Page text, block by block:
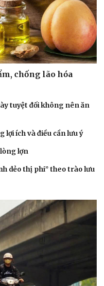
chống lão hóa
tuyệt đối không nên ăn
lợi ích và điều cần lưu ý
lợn
dẻo thị phi” theo trào lưu